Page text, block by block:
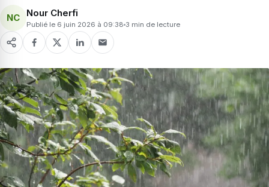
NC Nour Cherfi
Publié le 6 juin 2026 à 09:38 3 min de lecture